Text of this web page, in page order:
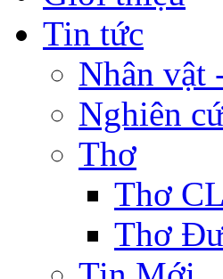
Tin tức
Nhân vật
Nghiên
Thơ
Thơ
Thơ